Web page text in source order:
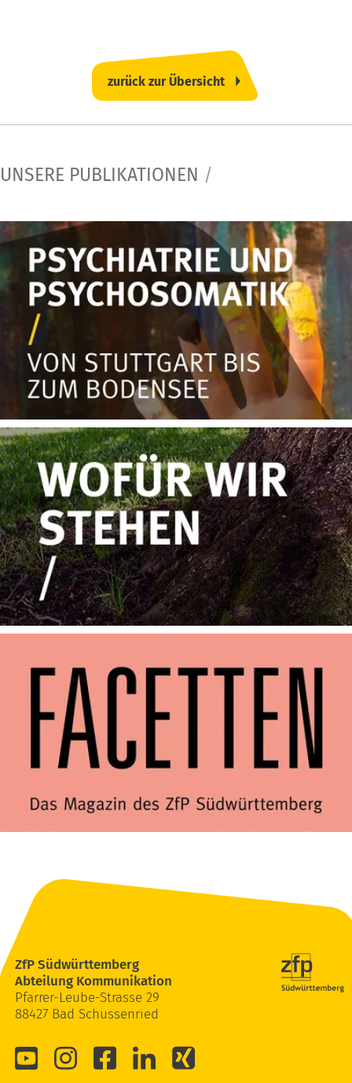
zurück zur Übersicht
UNSERE PUBLIKATIONEN /
ZfP Südwürttemberg
Abteilung Kommunikation
Pfarrer-Leube-Strasse 29
88427 Bad Schussenried